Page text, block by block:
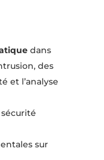
dans
des
et l’analyse
sur